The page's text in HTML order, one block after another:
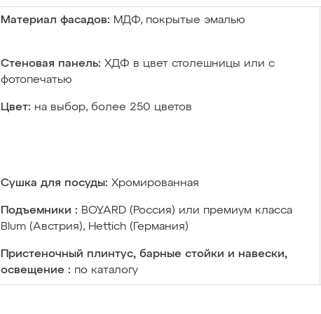
Материал фасадов: МДФ, покрытые эмалью
Стеновая панель: ХДФ в цвет столешницы или с
фотопечатью
Цвет: на выбор, более 250 цветов
Сушка для посуды: Хромированная
Подъемники : BOYARD (Россия) или премиум класса
Blum (Австрия), Hettich (Германия)
Пристеночный плинтус, барные стойки и навески,
освещение : по каталогу